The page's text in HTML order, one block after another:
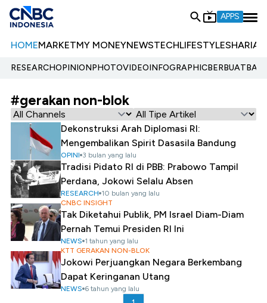
APPS
HOMEMARKETMY MONEYNEWSTECHLIFESTYLESHARIA
RESEARCHOPINIONPHOTOVIDEOINFOGRAPHIC
#gerakan non-blok
Dekonstruksi Arah Diplomasi RI:
Mengembalikan Spirit Dasasila Bandung
OPINI 3 bulan yang lalu
Tradisi Pidato RI di PBB: Prabowo Tampil
Perdana, Jokowi Selalu Absen
RESEARCH 10 bulan yang lalu
CNBC INSIGHT
Tak Diketahui Publik, PM Israel Diam-Diam
Pernah Temui Presiden RI Ini
NEWS 1 tahun yang lalu
KTT GERAKAN NON-BLOK
Jokowi Perjuangkan Negara Berkembang
Dapat Keringanan Utang
NEWS 6 tahun yang lalu